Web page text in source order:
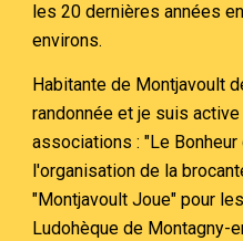
les 20 dernières années
environs.
Habitante de Montjavoult
randonnée et je suis
associations : "Le
l'organisation de la
"Montjavoult Joue" pour
Ludohèque de Montagny-